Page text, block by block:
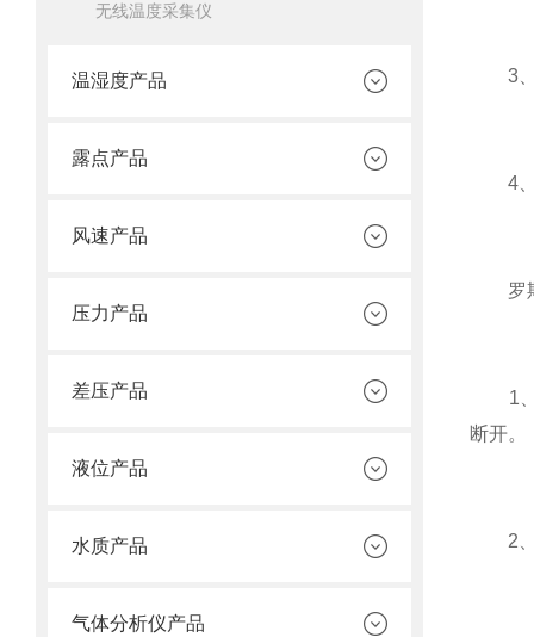
无线温度采集仪
温湿度产品
露点产品
风速产品
压力产品
差压产品
液位产品
水质产品
气体分析仪产品
3、
4、
罗斯
1、
断开。
2、